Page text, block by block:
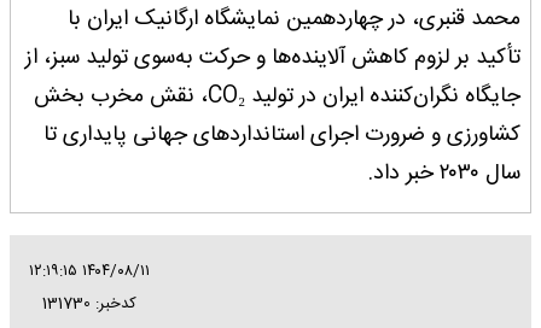
محمد قنبری، در چهاردهمین نمایشگاه ارگانیک ایران با
تأکید بر لزوم کاهش آلاینده‌ها و حرکت به‌سوی تولید سبز، از
جایگاه نگران‌کننده ایران در تولید CO₂، نقش مخرب بخش
کشاورزی و ضرورت اجرای استانداردهای جهانی پایداری تا
سال ۲۰۳۰ خبر داد.
۱۴۰۴/۰۸/۱۱ ۱۲:۱۹:۱۵
کدخبر: 131730